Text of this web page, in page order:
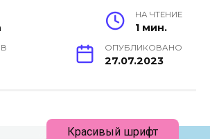
НА ЧТЕНИЕ
1 мин.
ОПУБЛИКОВАНО
27.07.2023
Красивый шрифт